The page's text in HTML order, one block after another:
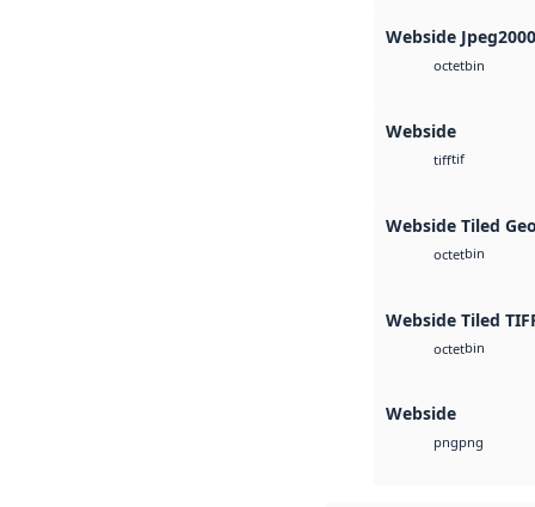
Webside Jpeg2000
octetbin
Webside
tifftif
Webside Tiled
octetbin
Webside Tiled
octetbin
Webside
pngpng